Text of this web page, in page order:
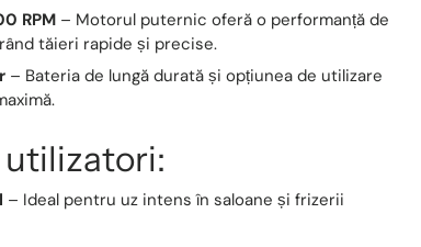
RPM– Motorul puternic oferă o performanță de
tăieri rapide și precise.
– Bateria de lungă durată și opțiunea de utilizare
– Ideal pentru uz intens în saloane și frizerii